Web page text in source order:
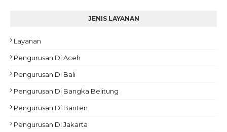
JENIS LAYANAN
Layanan
Pengurusan Di Aceh
Pengurusan Di Bali
Pengurusan Di Bangka Belitung
Pengurusan Di Banten
Pengurusan Di Jakarta